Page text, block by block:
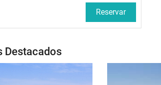
Reservar
Destacados